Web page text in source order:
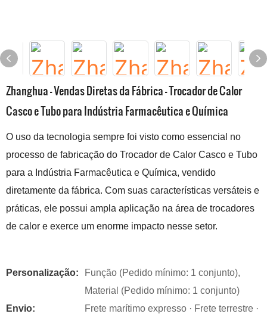
Zhanghua - Vendas Diretas da Fábrica - Trocador de Calor
Casco e Tubo para Indústria Farmacêutica e Química
O uso da tecnologia sempre foi visto como essencial no
processo de fabricação do Trocador de Calor Casco e Tubo
para a Indústria Farmacêutica e Química, vendido
diretamente da fábrica. Com suas características versáteis e
práticas, ele possui ampla aplicação na área de trocadores
de calor e exerce um enorme impacto nesse setor.
Personalização:
Função (Pedido mínimo: 1 conjunto),
Material (Pedido mínimo: 1 conjunto)
Envio:
Frete marítimo expresso · Frete terrestre ·